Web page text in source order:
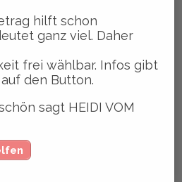
kostenfrei
gibt keine Paywall
finanziert
Möglichkeit zur
hilft schon
ganz viel. Daher
frei wählbar. Infos gibt
den Button.
sagt HEIDI VOM